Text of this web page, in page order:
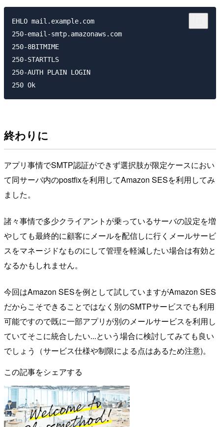
EHLO mail.example.com
250-email-smtp.amazonaws.com
250-8BITMIME
250-STARTTLS
250-AUTH PLAIN LOGIN
終わりに
アプリ事情でSMTP認証ができず選択肢が限定ケースにおい
て同サーバ内のpostfixを利用してAmazon SESを利用してみ
ました。
諸々事情で多少クライアントが乗っているサーバの設定を増
やしても最終的に顧客にメールを配信しに行くメールサービ
スをマネージドなものにして管理を軽減したい場合は有効と
なるかもしれません。
今回はAmazon SESを例として試していますがAmazon SES
だからこそできることではなく別のSMTPサービスでも利用
可能ですので既に一部アプリが別のメールサービスを利用し
ていてそこに統合したい...という場合に検討してみても良い
でしょう（サービス仕様や制限による点はあるため注意)。
この記事をシェアする